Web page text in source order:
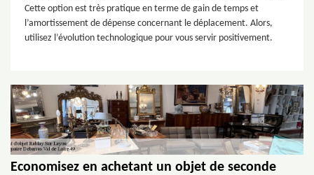
Cette option est très pratique en terme de gain de temps et
l’amortissement de dépense concernant le déplacement. Alors,
utilisez l’évolution technologique pour vous servir positivement.
Economisez en achetant un objet de seconde